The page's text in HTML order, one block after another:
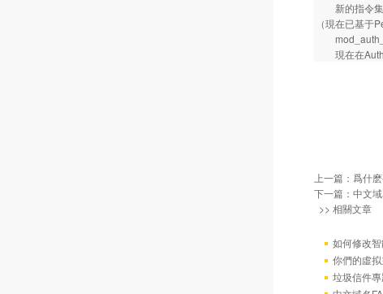
新的指令集
（現在已基于
現在在
上一篇： 爲什
下一篇： 中文
>> 相關文章
如何修改
你們的虛
垃圾信件專